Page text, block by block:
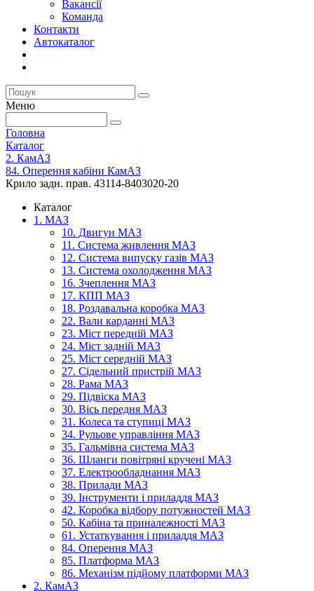
Вакансії
Команда
Контакти
Автокаталог
Меню
Головна
Каталог
2. КамАЗ
84. Оперення кабіни КамАЗ
Крило задн. прав. 43114-8403020-20
Каталог
1. МАЗ
10. Двигун МАЗ
11. Система живлення МАЗ
12. Система випуску газів МАЗ
13. Система охолодження МАЗ
16. Зчеплення МАЗ
17. КПП МАЗ
18. Роздавальна коробка МАЗ
22. Вали карданні МАЗ
23. Міст передній МАЗ
24. Міст задній МАЗ
25. Міст середній МАЗ
27. Сідельний пристрій МАЗ
28. Рама МАЗ
29. Підвіска МАЗ
30. Вісь передня МАЗ
31. Колеса та ступиці МАЗ
34. Рульове управління МАЗ
35. Гальмівна система МАЗ
36. Шланги повітряні кручені МАЗ
37. Електрообладнання МАЗ
38. Прилади МАЗ
39. Інструменти і приладдя МАЗ
42. Коробка відбору потужностей МАЗ
50. Кабіна та приналежності МАЗ
61. Устаткування і приладдя МАЗ
84. Оперення МАЗ
85. Платформа МАЗ
86. Механізм підйому платформи МАЗ
2. КамАЗ